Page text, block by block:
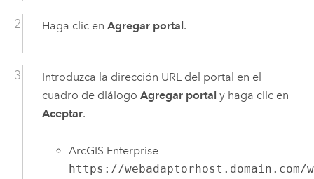
Haga clic en Agregar portal .
Introduzca la dirección URL del portal en el
cuadro de diálogo Agregar portal y haga clic en
Aceptar.
ArcGIS Enterprise—
https://webadaptorhost.domain.com/